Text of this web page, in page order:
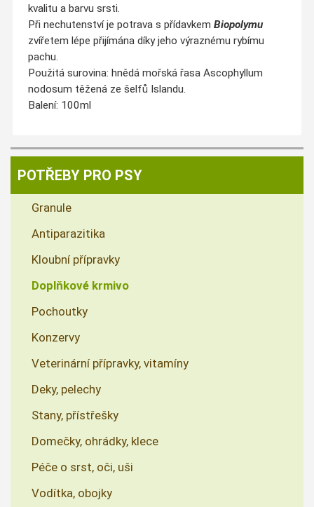
kvalitu a barvu srsti.
Při nechutenství je potrava s přídavkem Biopolymu
zvířetem lépe přijímána díky jeho výraznému rybímu
pachu.
Použitá surovina: hnědá mořská řasa Ascophyllum
nodosum těžená ze šelfů Islandu.
Balení: 100ml
POTŘEBY PRO PSY
Granule
Antiparazitika
Kloubní přípravky
Doplňkové krmivo
Pochoutky
Konzervy
Veterinární přípravky, vitamíny
Deky, pelechy
Stany, přístřešky
Domečky, ohrádky, klece
Péče o srst, oči, uši
Vodítka, obojky